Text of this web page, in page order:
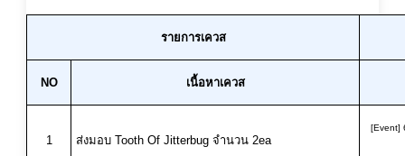
รายการเควส
NO เนื้อหาเควส
1 ส่งมอบ Tooth Of Jitterbug จำนวน 2ea
[Event]